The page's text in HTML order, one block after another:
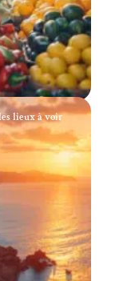
lieux à voir